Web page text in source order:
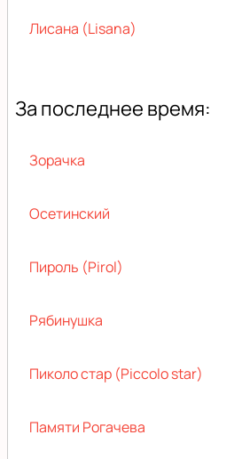
Лисана (Lisana)
За последнее время:
Зорачка
Осетинский
Пироль (Pirol)
Рябинушка
Пиколо стар (Piccolo star)
Памяти Рогачева